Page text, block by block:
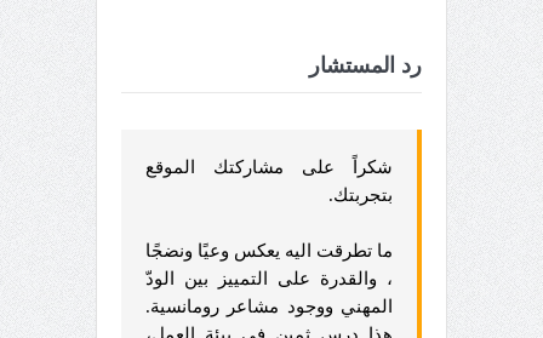
رد المستشار
شكراً على مشاركتك الموقع
بتجربتك.
ما تطرقت اليه يعكس وعيًا ونضجًا
، والقدرة على التمييز بين الودّ
المهني ووجود مشاعر رومانسية.